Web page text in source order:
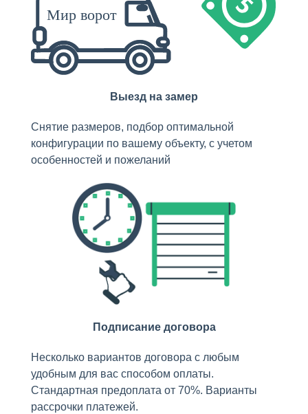
Выезд на замер
Снятие размеров, подбор оптимальной
конфигурации по вашему объекту, с учетом
особенностей и пожеланий
Подписание договора
Несколько вариантов договора с любым
удобным для вас способом оплаты.
Стандартная предоплата от 70%. Варианты
рассрочки платежей.